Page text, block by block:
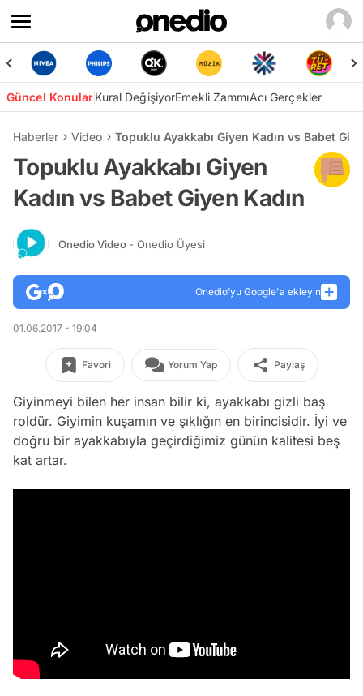
Güncel KonularKural DeğişiyorEmekli ZammıAcı Gerçekler
Haberler Video Topuklu Ayakkabı Giyen Kadın vs Babet
Topuklu Ayakkabı Giyen
Kadın vs Babet Giyen Kadın
Onedio Video - Onedio Üyesi
Onedio’yu Google'a ekleyin
01.06.2017 - 19:04
Favori Yorum Yap Paylaş
Giyinmeyi bilen her insan bilir ki, ayakkabı gizli baş
roldür. Giyimin kuşamın ve şıklığın en birincisidir. İyi ve
doğru bir ayakkabıyla geçirdiğimiz günün kalitesi beş
kat artar.